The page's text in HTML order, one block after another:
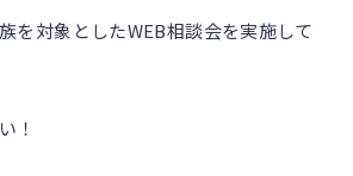
を対象としたWEB相談会を実施して
！